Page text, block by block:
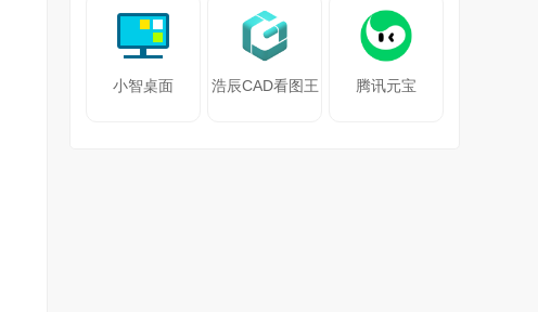
小智桌面 浩辰CAD看图王 腾讯元宝